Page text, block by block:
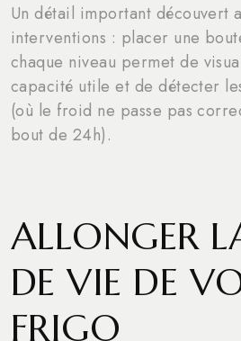
Un détail important découvert
interventions : placer une
chaque niveau permet de
capacité utile et de détecter
(où le froid ne passe pas
bout de 24h).
ALLONGER
DE VIE DE
FRIGO